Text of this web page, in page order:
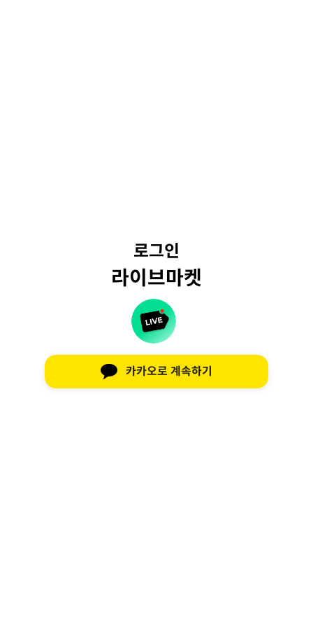
로그인
라이브마켓
카카오로 계속하기